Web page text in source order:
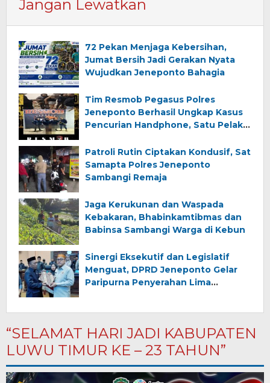
Jangan Lewatkan
72 Pekan Menjaga Kebersihan,
Jumat Bersih Jadi Gerakan Nyata
Wujudkan Jeneponto Bahagia
Tim Resmob Pegasus Polres
Jeneponto Berhasil Ungkap Kasus
Pencurian Handphone, Satu Pelaku
Patroli Rutin Ciptakan Kondusif, Sat
Samapta Polres Jeneponto
Sambangi Remaja
Jaga Kerukunan dan Waspada
Kebakaran, Bhabinkamtibmas dan
Babinsa Sambangi Warga di Kebun
Sinergi Eksekutif dan Legislatif
Menguat, DPRD Jeneponto Gelar
Paripurna Penyerahan Lima
“SELAMAT HARI JADI KABUPATEN
LUWU TIMUR KE – 23 TAHUN”